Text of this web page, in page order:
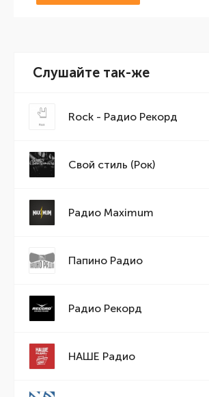
Слушайте так-же
Rock - Радио Рекорд
Свой стиль (Рок)
Радио Maximum
Папино Радио
Радио Рекорд
НАШЕ Радио